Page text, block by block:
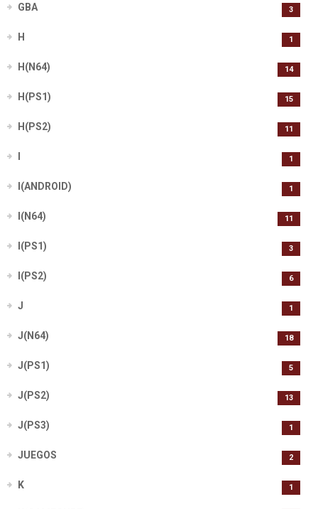
GBA 3
H 1
H(N64) 14
H(PS1) 15
H(PS2) 11
1
I(ANDROID) 1
I(N64) 11
I(PS1) 3
I(PS2) 6
J 1
J(N64) 18
J(PS1) 5
J(PS2) 13
J(PS3) 1
JUEGOS 2
K 1